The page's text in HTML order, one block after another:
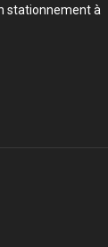
stationnement à